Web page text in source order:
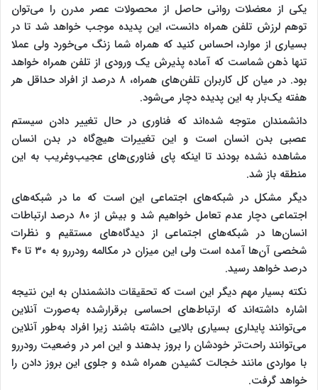
یکی از معضلات روانی حاصل از محصولات عصر مدرن را می‌توان
توهم لرزش تلفن همراه دانست، این پدیده موجب خواهد شد تا در
بسیاری از موارد، احساس کنید که همراه شما زنگ می‌‌خورد ولی عملا
تنها ذهن شماست که آماده پذیرش یک ورودی از تلفن همراه خواهد
بود. در میان کل کاربران تلفن‌های همراه، ۸ درصد از افراد حداقل هر
هفته یک‌بار به این پدیده دچار می‌شود.
دانشمندان متوجه شده‌اند که فناوری در حال تغییر دادن سیستم
عصبی بدن انسان است و این تغییرات هیچ‌گاه در بدن انسان
مشاهده نشده بودند تا اینکه پای فناوریهای عجیب‌وغریب به این
منطقه باز شد.
دیگر مشکل در شبکه‌های اجتماعی این است که ما در شبکه‌های
اجتماعی دچار عدم تعامل خواهیم شد و بیش از ۸۰ درصد ارتباطات
انسان‌ها در شبکه‌های اجتماعی از دیدگاه‌های مستقیم و نظرات
شخصی آن‌ها آمده است ولی این میزان در مکالمه رودررو به ۳۰ تا ۴۰
درصد خواهد رسید.
نکته بسیار مهم دیگر این است که تحقیقات دانشمندان به این نتیجه
اشاره داشته‌اند که ارتباط‌های احساسی برقرارشده به‌صورت آنلاین
می‌توانند پایداری بسیاری بالایی داشته باشند زیرا افراد به‌طور آنلاین
می‌توانند راحت‌تر خودشان را بروز بدهند و این امر در وضعیت رودررو
با مواردی مانند خجالت کشیدن همراه شده و جلوی این بروز دادن را
خواهد گرفت.